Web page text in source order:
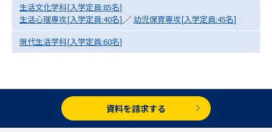
志望校・出願校を調べる
併願校選び
新生活お役立ちガイド
生活文化学科[入学定員:85名]
生活心理専攻[入学定員:40名] ／幼児保育専攻[入学定員:45名]
現代生活学科[入学定員:60名]
資料を請求する